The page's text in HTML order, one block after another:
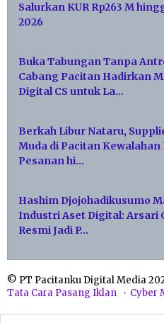
Salurkan KUR Rp263 M
2026
Buka Tabungan Tanpa
Cabang Pacitan Hadirkan
Digital CS untuk La…
Berkah Libur Nataru,
Muda di Pacitan Kewalahan
Pesanan hi…
Hashim Djojohadikusumo
Industri Aset Digital: Arsari
Resmi Jadi P…
© PT Pacitanku Digital Media
Tata Cara Pasang Iklan
Cyber